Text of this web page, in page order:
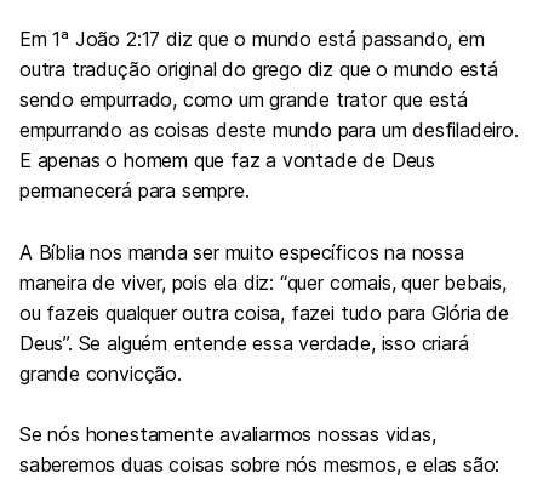
Em 1ª João 2:17 diz que o mundo está passando, em
outra tradução original do grego diz que o mundo está
sendo empurrado, como um grande trator que está
empurrando as coisas deste mundo para um desfiladeiro.
E apenas o homem que faz a vontade de Deus
permanecerá para sempre.
A Bíblia nos manda ser muito específicos na nossa
maneira de viver, pois ela diz: “quer comais, quer bebais,
ou fazeis qualquer outra coisa, fazei tudo para Glória de
Deus”. Se alguém entende essa verdade, isso criará
grande convicção.
Se nós honestamente avaliarmos nossas vidas,
saberemos duas coisas sobre nós mesmos, e elas são: